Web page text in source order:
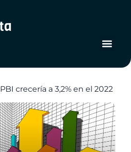
PBI crecería a 3,2% en el 2022